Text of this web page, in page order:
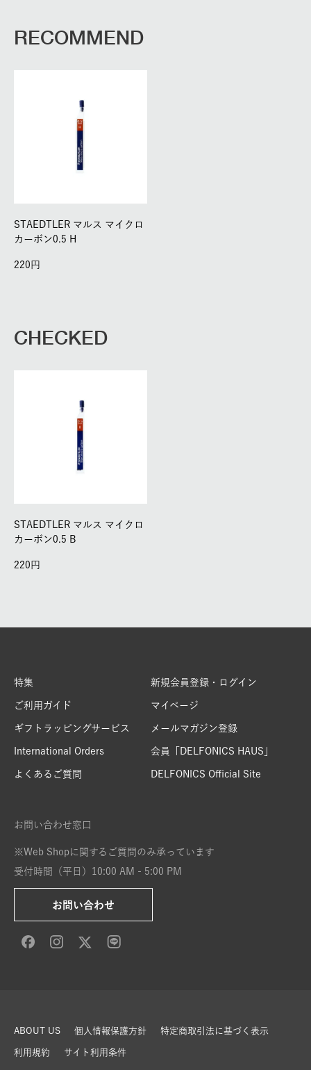
RECOMMEND
STAEDTLER マルス マイクロ
カーボン0.5 H
220
CHECKED
STAEDTLER マルス マイクロ
カーボン0.5 B
220
特集
ご利用ガイド
ギフトラッピングサービス
International Orders
よくあるご質問
新規会員登録・ログイン
マイページ
メールマガジン登録
会員「DELFONICS HAUS」
DELFONICS Official Site
お問い合わせ窓口
※Web Shopに関するご質問のみ承っています
受付時間（平日）10:00 AM - 5:00 PM
お問い合わせ
ABOUT US 個人情報保護方針 特定商取引法に基づく表示
利用規約 サイト利用条件